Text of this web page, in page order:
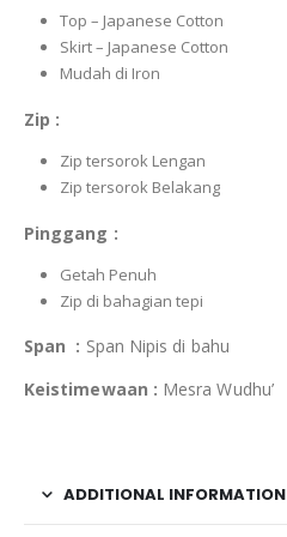
Top – Japanese Cotton
Skirt – Japanese Cotton
Mudah di Iron
Zip :
Zip tersorok Lengan
Zip tersorok Belakang
Pinggang :
Getah Penuh
Zip di bahagian tepi
Span : Span Nipis di bahu
Keistimewaan : Mesra Wudhu’
ADDITIONAL INFORMATION